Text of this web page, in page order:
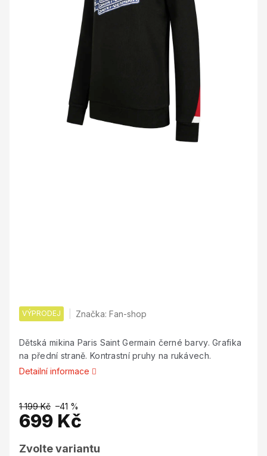
VÝPRODEJ Značka:Fan-shop
Dětská mikina Paris Saint Germain černé barvy. Grafika
na přední straně. Kontrastní pruhy na rukávech.
Detailní informace
1 199 Kč –41 %
699 Kč
cena:
Zvolte variantu